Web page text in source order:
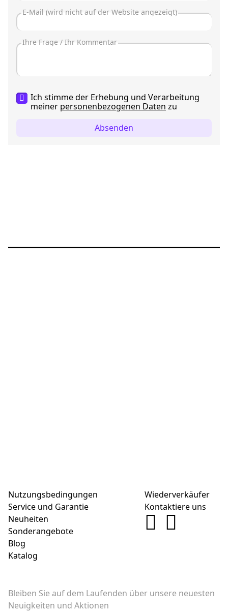
Ich stimme der Erhebung und Verarbeitung
meiner personenbezogenen Daten zu
Absenden
Nutzungsbedingungen
Service und Garantie
Neuheiten
Sonderangebote
Blog
Katalog
Wiederverkäufer
Kontaktiere uns
Bleiben Sie auf dem Laufenden über unsere neuesten
Neuigkeiten und Aktionen